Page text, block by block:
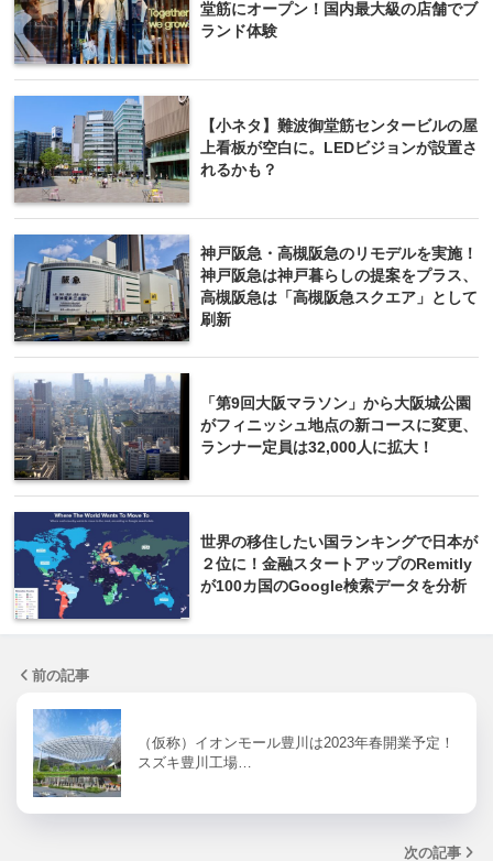
堂筋にオープン！国内最大級の店舗でブ
ランド体験
【小ネタ】難波御堂筋センタービルの屋
上看板が空白に。LEDビジョンが設置さ
れるかも？
神戸阪急・高槻阪急のリモデルを実施！
神戸阪急は神戸暮らしの提案をプラス、
高槻阪急は「高槻阪急スクエア」として
刷新
「第9回大阪マラソン」から大阪城公園
がフィニッシュ地点の新コースに変更、
ランナー定員は32,000人に拡大！
世界の移住したい国ランキングで日本が
２位に！金融スタートアップのRemitly
が100カ国のGoogle検索データを分析
前の記事
（仮称）イオンモール豊川は2023年春開業予定！
スズキ豊川工場…
次の記事